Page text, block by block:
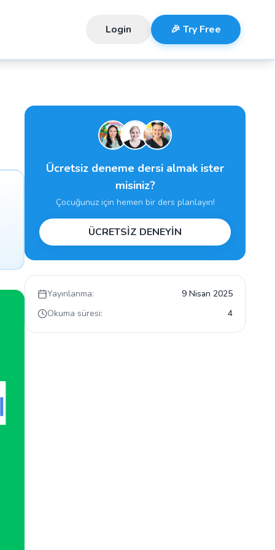
Login 🎉 Try Free
Ücretsiz deneme dersi almak ister
misiniz?
Çocuğunuz için hemen bir ders planlayın!
ÜCRETSİZ DENEYİN
Yayınlanma:
9 Nisan 2025
Okuma süresi:
4